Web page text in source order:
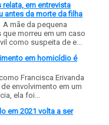
relata, em entrevista
antes da morte da filha
mãe da pequena
que morreu em um caso
como suspeita de e...
em homicídio é
Francisca Erivanda
envolvimento em um
ela foi...
em 2021 volta a ser